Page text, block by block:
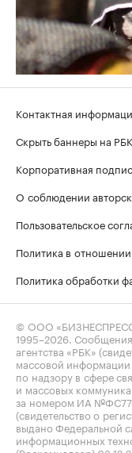
Контактная
Скрыть баннеры на РБК
Корпоративная
О соблюдении
Пользовательское
Политика в
Политика обработки
© ООО
1995–2026.
агентства «РБК»
массовой
по надзору в сфере
и массовых
за номером ИА №ФС77-
(свидетельство о
выдано Федеральной
информационных